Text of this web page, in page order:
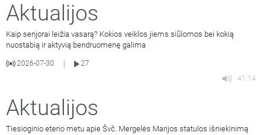
Aktualijos
Kaip senjorai leižia vasarą? Kokios veiklos jiems siūlomos bei kokią
nuostabią ir aktyvią bendruomenę galima
2026-07-30
27
41:14
Aktualijos
Tiesioginio eterio metu apie Švč. Mergelės Marijos statulos išniekinimą